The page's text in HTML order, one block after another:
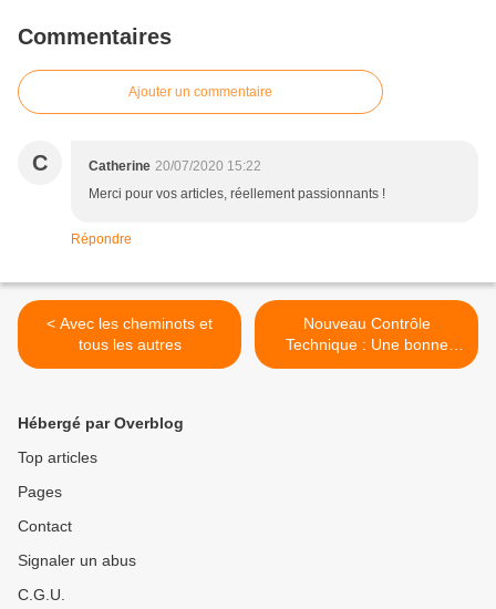
Commentaires
Ajouter un commentaire
C Catherine 20/07/2020 15:22
Merci pour vos articles, réellement passionnants !
Répondre
< Avec les cheminots et
tous les autres
Nouveau Contrôle
Technique : Une bonne
affaire pour les lobbys de
Hébergé par Overblog
Top articles
Pages
Contact
Signaler un abus
C.G.U.